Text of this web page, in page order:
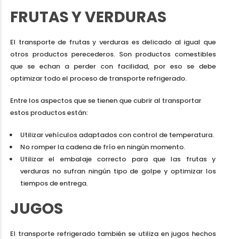
FRUTAS Y VERDURAS
El transporte de frutas y verduras es delicado al igual que
otros productos perecederos. Son productos comestibles
que se echan a perder con facilidad, por eso se debe
optimizar todo el proceso de transporte refrigerado.
Entre los aspectos que se tienen que cubrir al transportar
estos productos están:
Utilizar vehículos adaptados con control de temperatura.
No romper la cadena de frío en ningún momento.
Utilizar el embalaje correcto para que las frutas y
verduras no sufran ningún tipo de golpe y optimizar los
tiempos de entrega.
JUGOS
El transporte refrigerado también se utiliza en jugos hechos